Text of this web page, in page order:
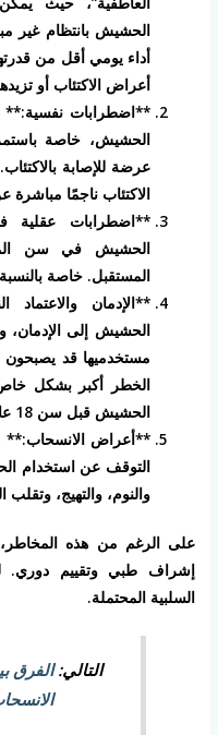
الحشيش بانتظام غير
أداء يومي أقل من
أعراض الاكتئاب أو
**اضطرابات
الحشيش، خاصة
عرضة للإصابة
الاكتئاب ناجمًا
**اضطرابات عقلية
الحشيش في سن
المستقبل. خاصة
**الإدمان
مستخدميها قد يصبحون
الخطر أكبر بشكل
الحشيش قبل سن 18 عامًا.
**أعراض الانسحاب:**
التوقف عن استخدام
والنوم، والتهيج، وتقلب
على الرغم من هذه
إشراف طبي وتقييم دوري.
السلبية المحتملة.
التالي:الفرق